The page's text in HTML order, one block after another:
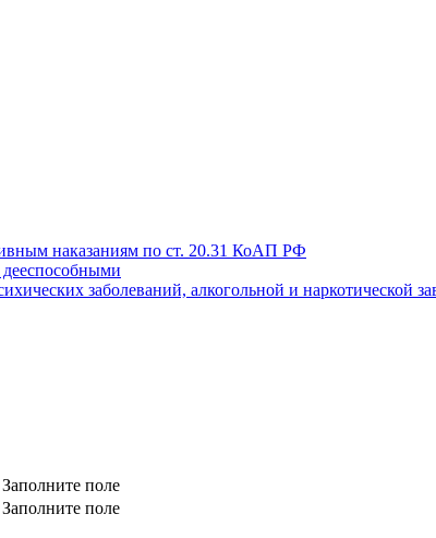
наказаниям по ст. 20.31 КоАП РФ
заболеваний, алкогольной и наркотической
Заполните поле
Заполните поле